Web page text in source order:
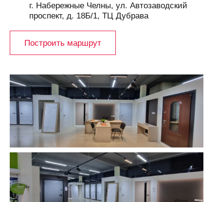
г. Набережные Челны, ул. Автозаводский
проспект, д. 18Б/1, ТЦ Дубрава
Построить маршрут